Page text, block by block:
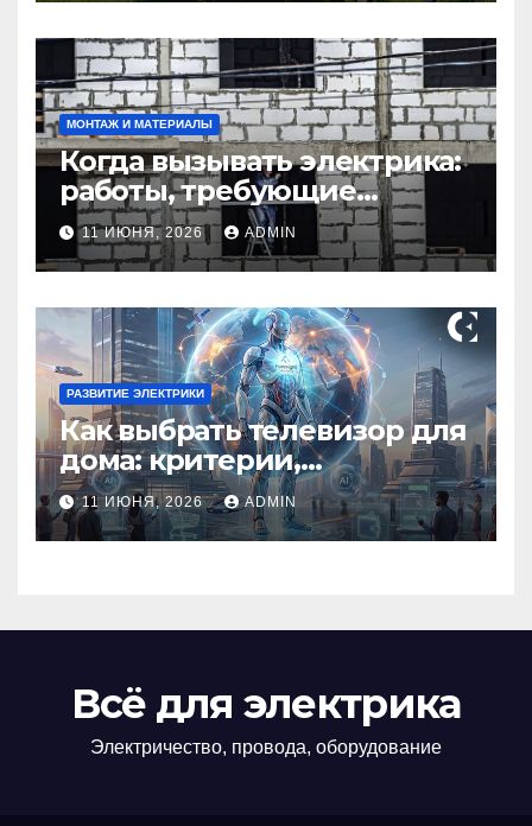
МОНТАЖ И МАТЕРИАЛЫ
Когда вызывать электрика:
работы, требующие
профессионала Электрик
круглосуточно
11 ИЮНЯ, 2026 ADMIN
РАЗВИТИЕ ЭЛЕКТРИКИ
Как выбрать телевизор для
дома: критерии,
технологии и советы
11 ИЮНЯ, 2026 ADMIN
Всё для электрика
Электричество, провода, оборудование